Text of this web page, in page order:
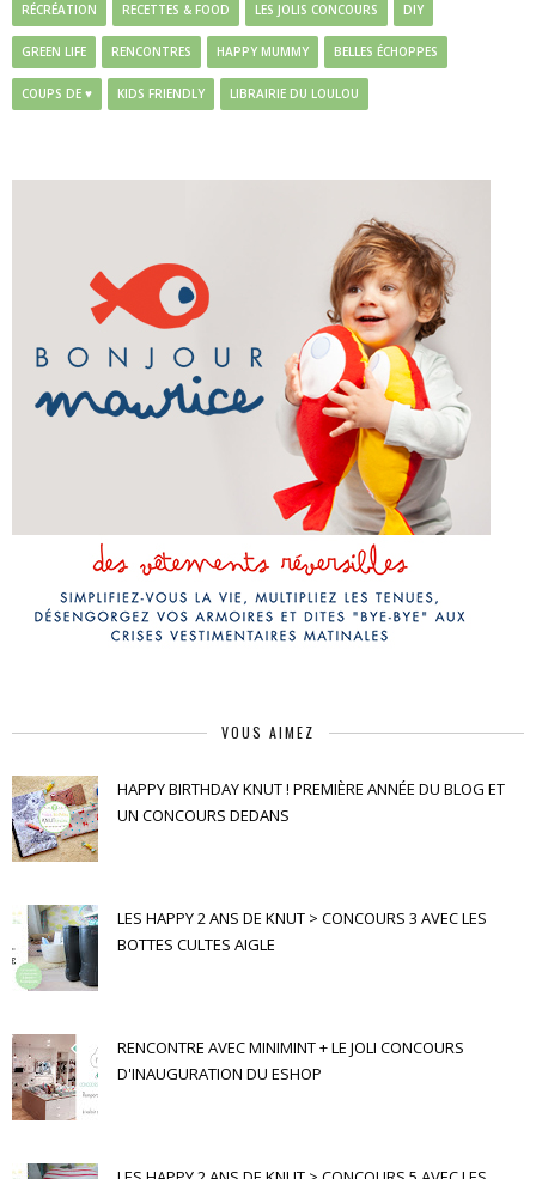
RÉCRÉATION RECETTES & FOOD LES JOLIS CONCOURS DIY
GREEN LIFE RENCONTRES HAPPY MUMMY BELLES ÉCHOPPES
COUPS DE ♥ KIDS FRIENDLY LIBRAIRIE DU LOULOU
VOUS AIMEZ
HAPPY BIRTHDAY KNUT ! PREMIÈRE ANNÉE DU BLOG ET
UN CONCOURS DEDANS
LES HAPPY 2 ANS DE KNUT > CONCOURS 3 AVEC LES
BOTTES CULTES AIGLE
RENCONTRE AVEC MINIMINT + LE JOLI CONCOURS
D'INAUGURATION DU ESHOP